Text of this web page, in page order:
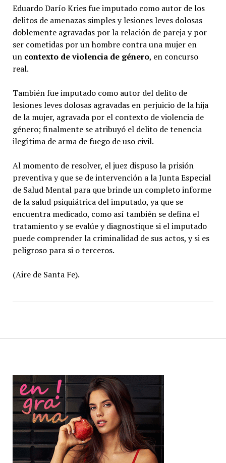
Eduardo Darío Kries fue imputado como autor de los
delitos de amenazas simples y lesiones leves dolosas
doblemente agravadas por la relación de pareja y por
ser cometidas por un hombre contra una mujer en
un contexto de violencia de género, en concurso
real.
También fue imputado como autor del delito de
lesiones leves dolosas agravadas en perjuicio de la hija
de la mujer, agravada por el contexto de violencia de
género; finalmente se atribuyó el delito de tenencia
ilegítima de arma de fuego de uso civil.
Al momento de resolver, el juez dispuso la prisión
preventiva y que se de intervención a la Junta Especial
de Salud Mental para que brinde un completo informe
de la salud psiquiátrica del imputado, ya que se
encuentra medicado, como así también se defina el
tratamiento y se evalúe y diagnostique si el imputado
puede comprender la criminalidad de sus actos, y si es
peligroso para si o terceros.
(Aire de Santa Fe).